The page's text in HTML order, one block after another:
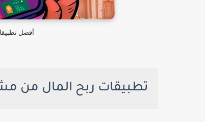
أفضل
تطبيقات ربح المال من